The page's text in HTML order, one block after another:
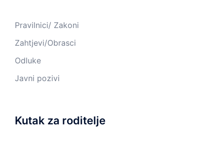
Pravilnici/ Zakoni
Zahtjevi/Obrasci
Odluke
Javni pozivi
Kutak za roditelje